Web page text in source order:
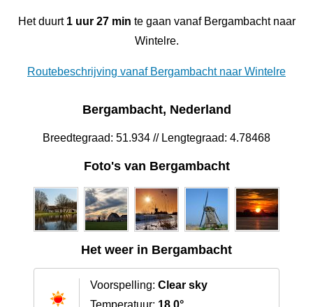
Het duurt 1 uur 27 min te gaan vanaf Bergambacht naar
Wintelre.
Routebeschrijving vanaf Bergambacht naar Wintelre
Bergambacht, Nederland
Breedtegraad: 51.934 // Lengtegraad: 4.78468
Foto's van Bergambacht
Het weer in Bergambacht
Voorspelling: Clear sky